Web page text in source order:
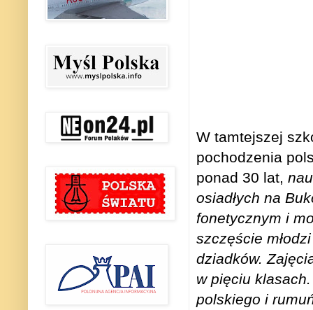
W tamtejszej
pochodzenia
ponad 30 lat,
osiadłych na
fonetycznym i
szczęście
dziadków.
w pięciu
polskiego i